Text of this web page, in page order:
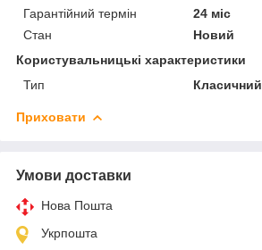
Гарантійний термін
24 міс
Стан
Новий
Користувальницькі характеристики
Тип
Класичний
Приховати
Умови доставки
Нова Пошта
Укрпошта